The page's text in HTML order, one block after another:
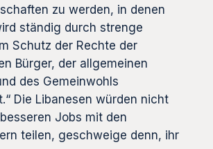
zu werden, in denen
ständig durch strenge
Schutz der Rechte der
Bürger, der allgemeinen
des Gemeinwohls
Die Libanesen würden nicht
Jobs mit den
teilen, geschweige denn, ihr